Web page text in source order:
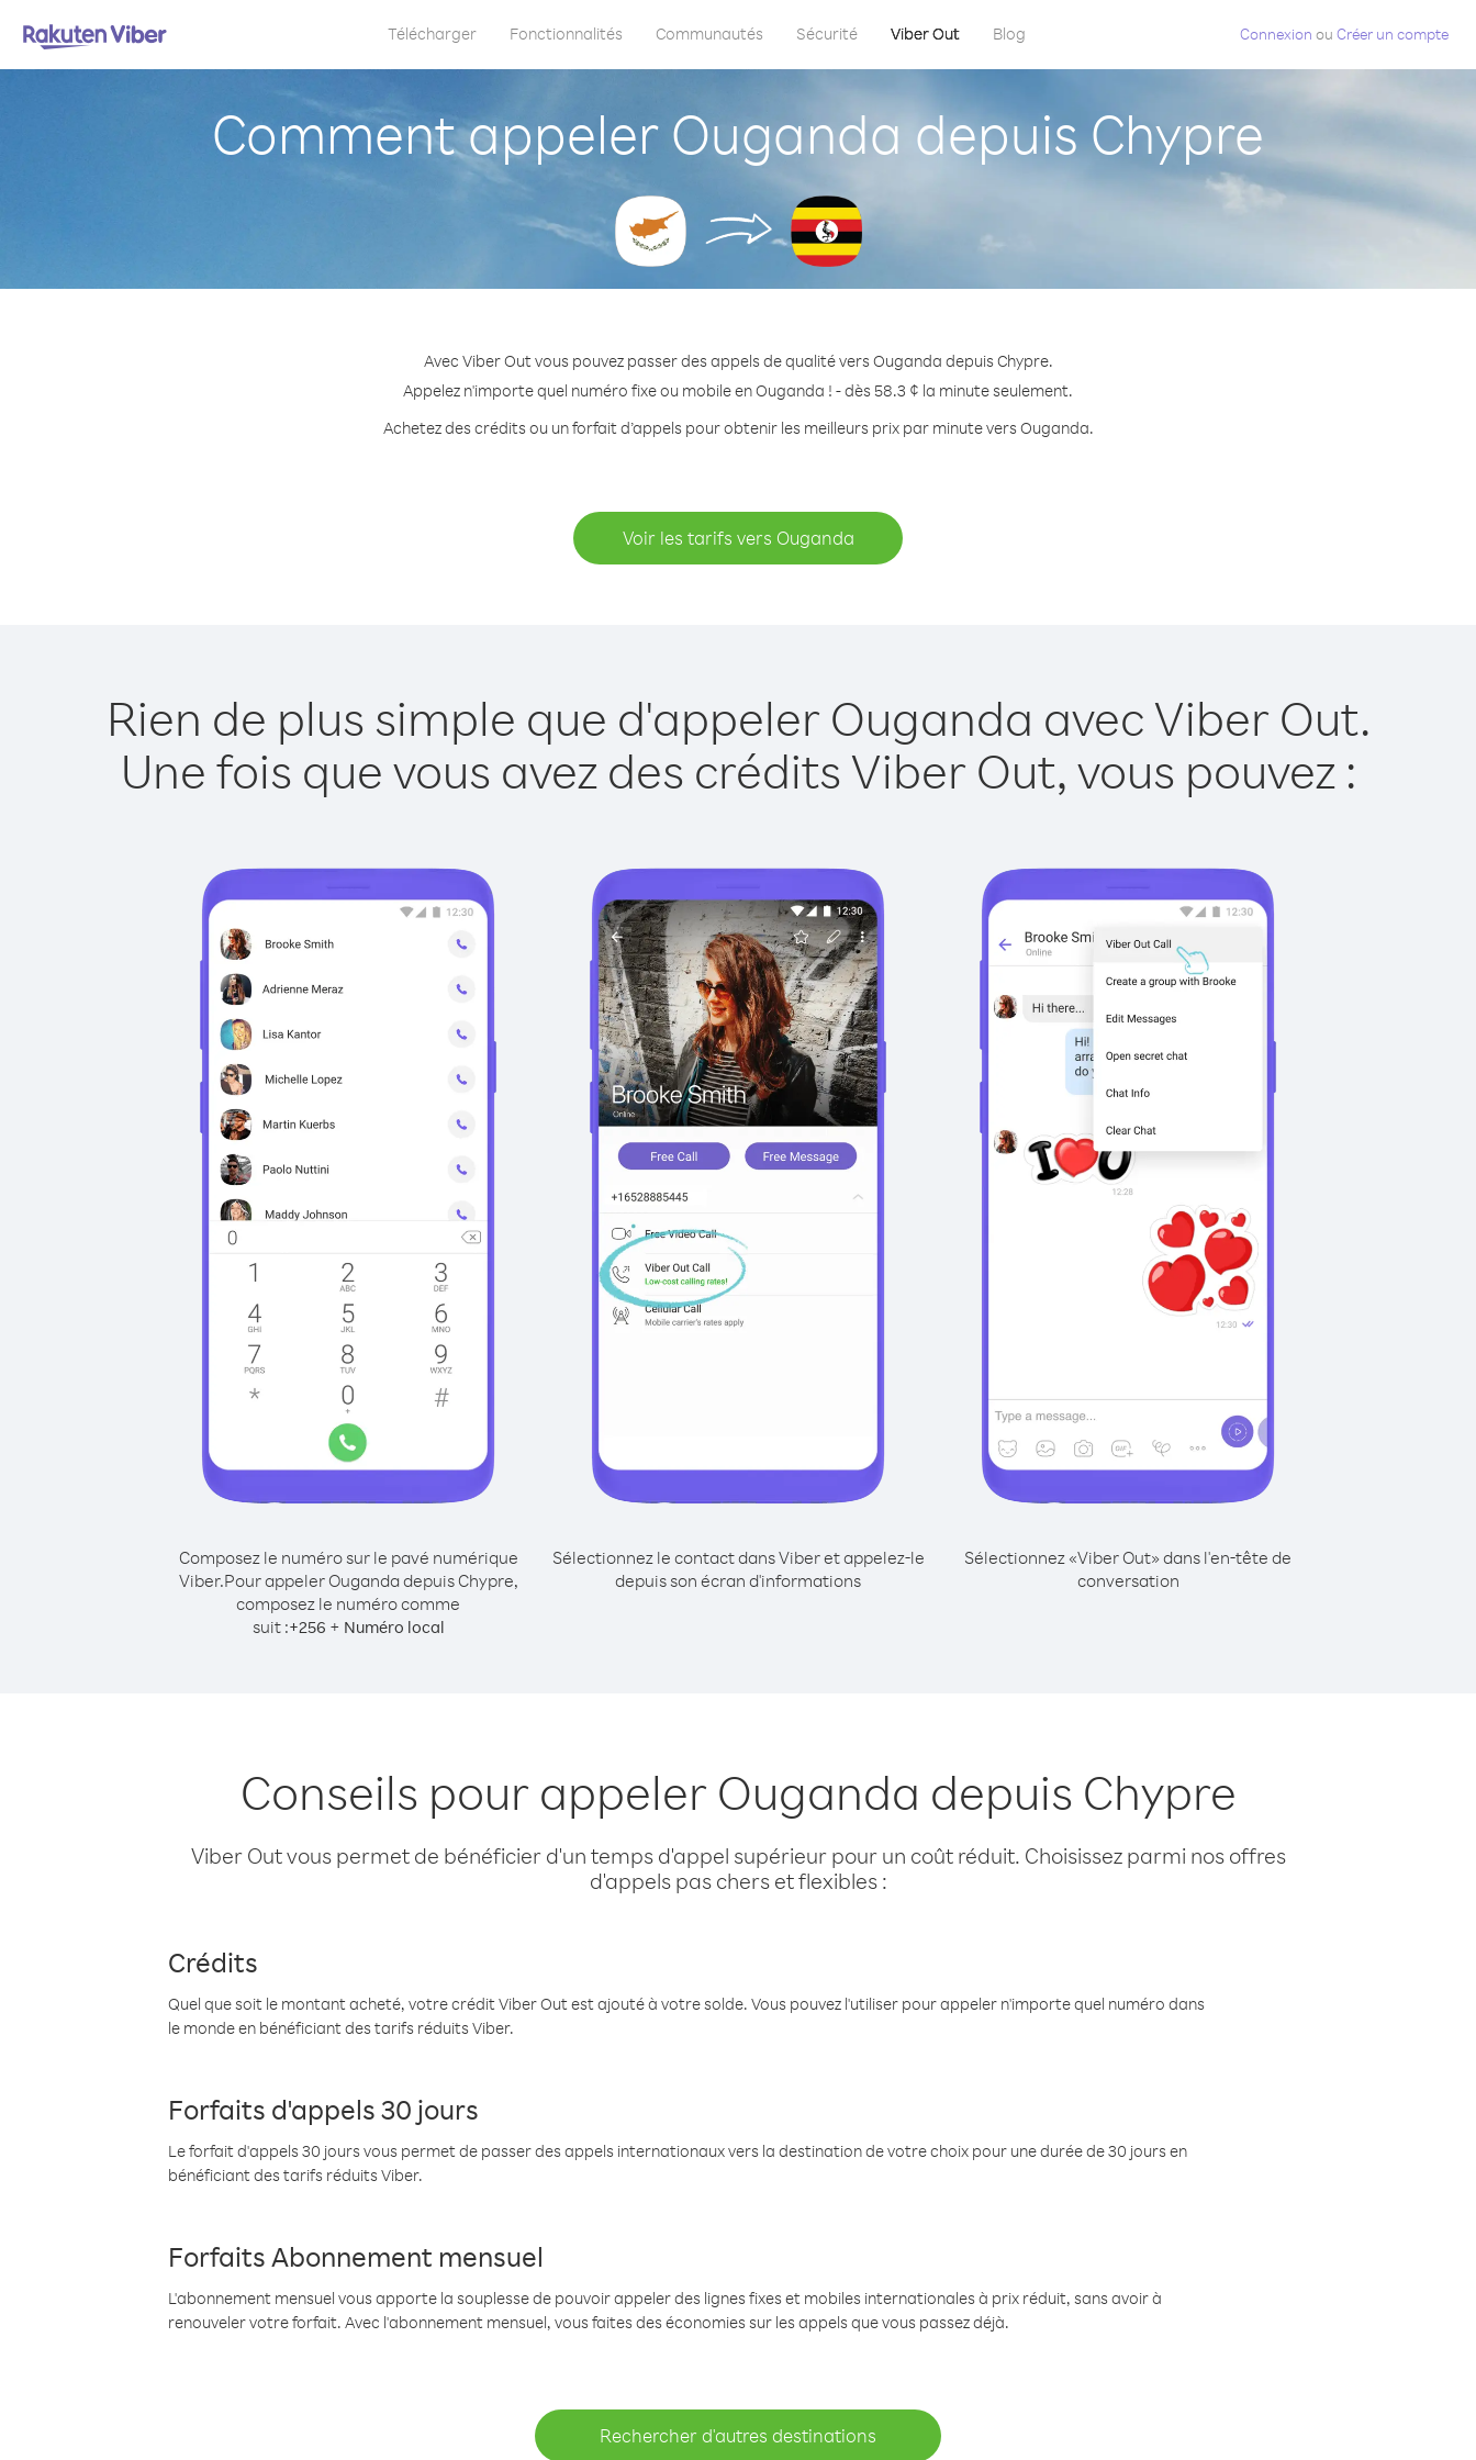
Télécharger Fonctionnalités Communautés Sécurité Viber Out Blog Connexion ou Créer un compte
Comment appeler Ouganda depuis Chypre
Avec Viber Out vous pouvez passer des appels de qualité vers Ouganda depuis Chypre.
Appelez n'importe quel numéro fixe ou mobile en Ouganda ! - dès 58.3 ¢ la minute seulement.
Achetez des crédits ou un forfait d’appels pour obtenir les meilleurs prix par minute vers Ouganda.
Voir les tarifs vers Ouganda
Rien de plus simple que d'appeler Ouganda avec Viber Out.
Une fois que vous avez des crédits Viber Out, vous pouvez :
Composez le numéro sur le pavé numérique
Viber.Pour appeler Ouganda depuis Chypre,
composez le numéro comme
suit :+256 + Numéro local
Sélectionnez le contact dans Viber et appelez-le
depuis son écran d'informations
Sélectionnez «Viber Out» dans l'en-tête de
conversation
Conseils pour appeler Ouganda depuis Chypre
Viber Out vous permet de bénéficier d'un temps d'appel supérieur pour un coût réduit. Choisissez parmi nos offres
d'appels pas chers et flexibles :
Crédits
Quel que soit le montant acheté, votre crédit Viber Out est ajouté à votre solde. Vous pouvez l'utiliser pour appeler n'importe quel numéro dans
le monde en bénéficiant des tarifs réduits Viber.
Forfaits d'appels 30 jours
Le forfait d'appels 30 jours vous permet de passer des appels internationaux vers la destination de votre choix pour une durée de 30 jours en
bénéficiant des tarifs réduits Viber.
Forfaits Abonnement mensuel
L'abonnement mensuel vous apporte la souplesse de pouvoir appeler des lignes fixes et mobiles internationales à prix réduit, sans avoir à
renouveler votre forfait. Avec l'abonnement mensuel, vous faites des économies sur les appels que vous passez déjà.
Rechercher d'autres destinations